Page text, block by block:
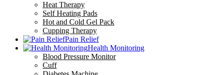
Heat Therapy
Self Heating Pads
Hot and Cold Gel Pack
Cupping Therapy
Pain Relief
Health Monitoring
Blood Pressure Monitor
Cuff